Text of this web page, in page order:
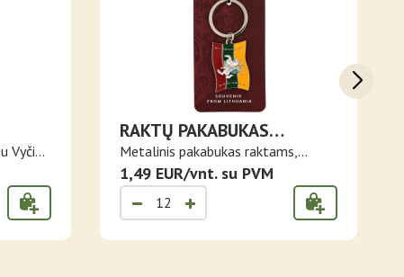
IR
Vyčiu
RAKTŲ PAKABUKAS
LIETUVOS VĖLIAVA IR VYTIS
Metalinis pakabukas raktams,
dekoruota..
1,49 EUR/vnt. su PVM